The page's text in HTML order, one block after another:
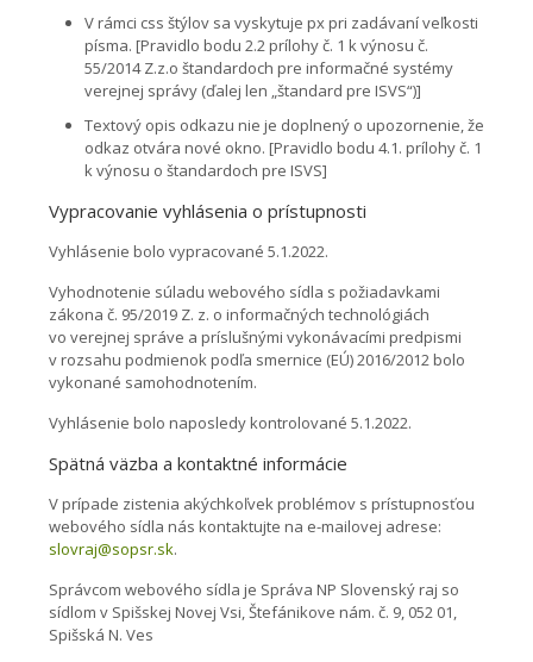
V rámci css štýlov sa vyskytuje px pri zadávaní veľkosti
písma. [Pravidlo bodu 2.2 prílohy č. 1 k výnosu č.
55/2014 Z.z.o štandardoch pre informačné systémy
verejnej správy (ďalej len „štandard pre ISVS“)]
Textový opis odkazu nie je doplnený o upozornenie, že
odkaz otvára nové okno. [Pravidlo bodu 4.1. prílohy č. 1
k výnosu o štandardoch pre ISVS]
Vypracovanie vyhlásenia o prístupnosti
Vyhlásenie bolo vypracované 5.1.2022.
Vyhodnotenie súladu webového sídla s požiadavkami
zákona č. 95/2019 Z. z. o informačných technológiách
vo verejnej správe a príslušnými vykonávacími predpismi
v rozsahu podmienok podľa smernice (EÚ) 2016/2012 bolo
vykonané samohodnotením.
Vyhlásenie bolo naposledy kontrolované 5.1.2022.
Spätná väzba a kontaktné informácie
V prípade zistenia akýchkoľvek problémov s prístupnosťou
webového sídla nás kontaktujte na e-mailovej adrese:
slovraj@sopsr.sk.
Správcom webového sídla je Správa NP Slovenský raj so
sídlom v Spišskej Novej Vsi, Štefánikove nám. č. 9, 052 01,
Spišská N. Ves